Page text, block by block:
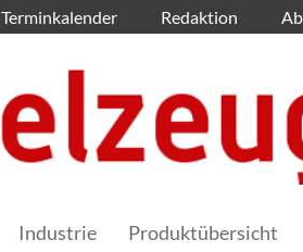
Terminkalender Redaktion
Industrie Produktübersicht